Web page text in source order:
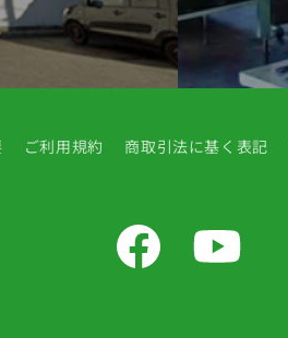
ご利用規約 商取引法に基く表記
Facebook YouTube